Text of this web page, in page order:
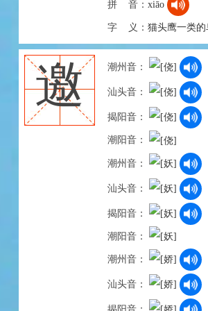
拼 音： xiāo
字 义： 猫头鹰一类的
邀 潮州音：
汕头音：
揭阳音：
潮阳音：
潮州音：
汕头音：
揭阳音：
潮阳音：
潮州音：
汕头音：
揭阳音：